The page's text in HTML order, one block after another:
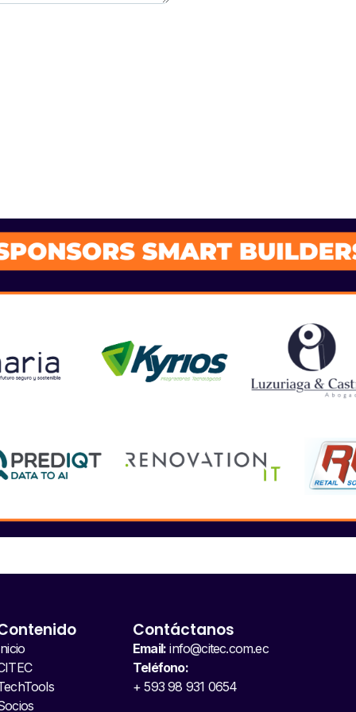
Contáctanos
Email: info@citec.com.ec
Teléfono:
+ 593 98 931 0654